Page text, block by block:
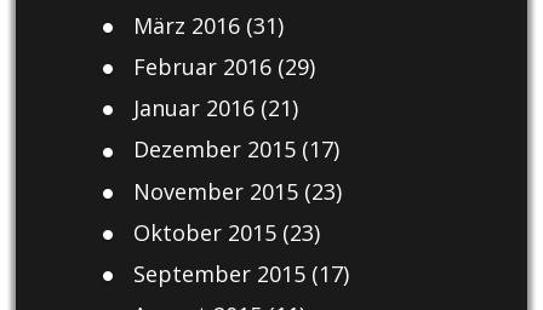
März 2016(31)
Februar 2016(29)
Januar 2016(21)
Dezember 2015(17)
November 2015(23)
Oktober 2015(23)
September 2015(17)